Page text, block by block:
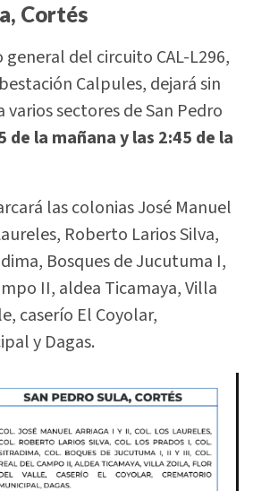
Cortés
del circuito CAL-L296,
Calpules, dejará sin
sectores de San Pedro
de la mañana y las 2:45 de la
las colonias José Manuel
Roberto Larios Silva,
Bosques de Jucutuma I,
II, aldea Ticamaya, Villa
caserío El Coyolar,
y Dagas.